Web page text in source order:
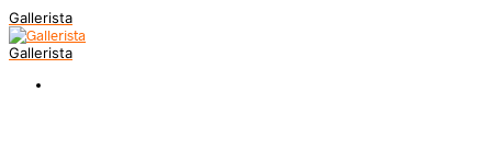
Gallerista
Gallerista